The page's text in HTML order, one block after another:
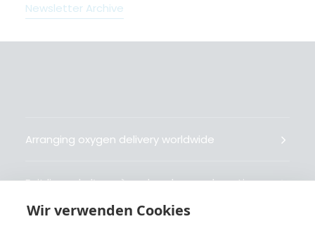
Newsletter Archive
Arranging oxygen delivery worldwide
Fait livrer de l’oxygène dans le monde entier
Wir verwenden Cookies